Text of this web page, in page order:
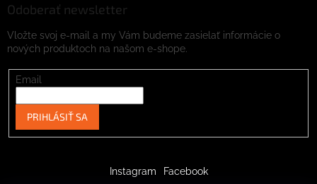
Odoberať newsletter
Vložte svoj e-mail a my Vám budeme zasielať informácie o
nových produktoch na našom e-shope.
Email
PRIHLÁSIŤ SA
Instagram Facebook